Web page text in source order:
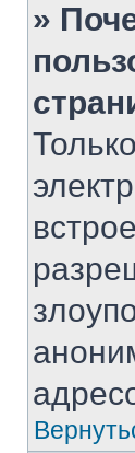
»